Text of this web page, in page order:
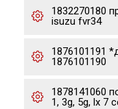
1832270180
isuzu fvr34
1876101191
1876101190
1878141060
1, 3g, 5g, lx 7